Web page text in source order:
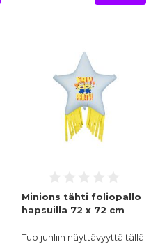
Minions tähti foliopallo
hapsuilla 72 x 72 cm
Tuo juhliin näyttävyyttä tällä